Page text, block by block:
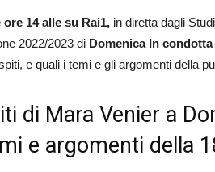
14 alle su Rai1, in diretta dagli
2022/2023 di Domenica In condotta
e quali i temi e gli argomenti della
di Mara Venier a
e argomenti della